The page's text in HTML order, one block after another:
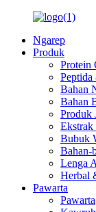
Ngarep
Produk
Protein
Bahan
Bahan
Produk
Ekstrak
Bubuk
Bahan-
Lenga
Herbal
Pawarta
Pawarta